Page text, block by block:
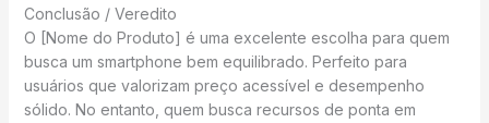
Conclusão / Veredito
O [Nome do Produto] é uma excelente escolha para quem
busca um smartphone bem equilibrado. Perfeito para
usuários que valorizam preço acessível e desempenho
sólido. No entanto, quem busca recursos de ponta em